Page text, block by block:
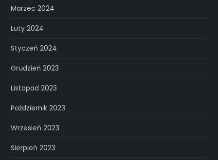
Marzec 2024
Luty 2024
Styczeń 2024
Grudzień 2023
Listopad 2023
Październik 2023
Wrzesień 2023
Sierpień 2023